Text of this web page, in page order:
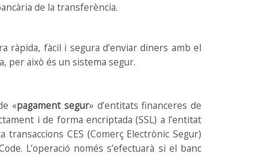
de la transferència.
ràpida, fàcil i segura d’enviar diners amb el
per això és un sistema segur.
«pagament segur» d’entitats financeres de
i de forma encriptada (SSL) a l’entitat
transaccions CES (Comerç Electrònic Segur)
L’operació només s’efectuarà si el banc